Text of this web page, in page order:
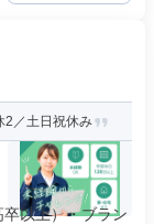
2／土日祝休み
以上）・ブラン